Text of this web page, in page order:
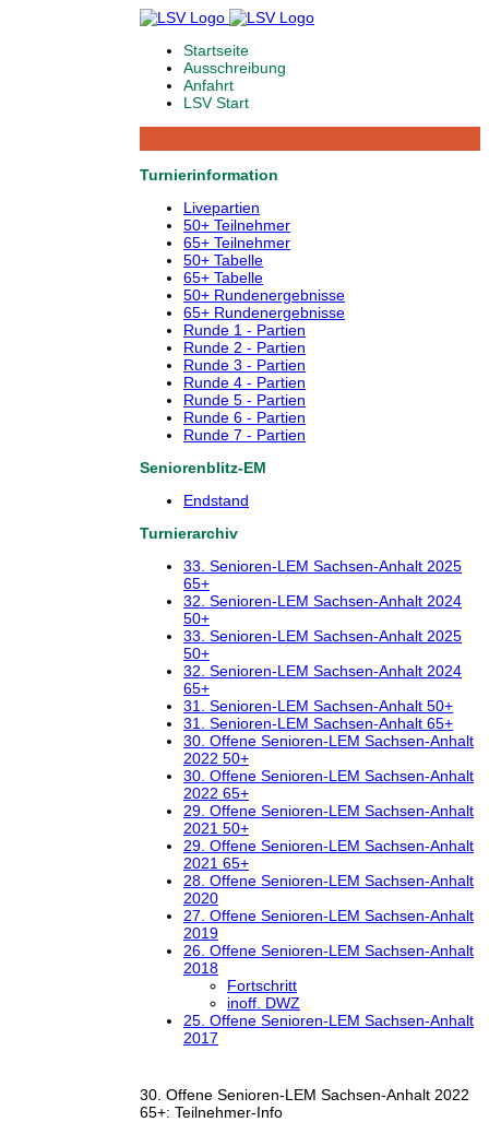
Startseite
Ausschreibung
Anfahrt
LSV Start
Turnierinformation
Livepartien
50+ Teilnehmer
65+ Teilnehmer
50+ Tabelle
65+ Tabelle
50+ Rundenergebnisse
65+ Rundenergebnisse
Runde 1 - Partien
Runde 2 - Partien
Runde 3 - Partien
Runde 4 - Partien
Runde 5 - Partien
Runde 6 - Partien
Runde 7 - Partien
Seniorenblitz-EM
Endstand
Turnierarchiv
33. Senioren-LEM Sachsen-Anhalt 2025
65+
32. Senioren-LEM Sachsen-Anhalt 2024
50+
33. Senioren-LEM Sachsen-Anhalt 2025
50+
32. Senioren-LEM Sachsen-Anhalt 2024
65+
31. Senioren-LEM Sachsen-Anhalt 50+
31. Senioren-LEM Sachsen-Anhalt 65+
30. Offene Senioren-LEM Sachsen-Anhalt
2022 50+
30. Offene Senioren-LEM Sachsen-Anhalt
2022 65+
29. Offene Senioren-LEM Sachsen-Anhalt
2021 50+
29. Offene Senioren-LEM Sachsen-Anhalt
2021 65+
28. Offene Senioren-LEM Sachsen-Anhalt
2020
27. Offene Senioren-LEM Sachsen-Anhalt
2019
26. Offene Senioren-LEM Sachsen-Anhalt
2018
Fortschritt
inoff. DWZ
25. Offene Senioren-LEM Sachsen-Anhalt
2017
30. Offene Senioren-LEM Sachsen-Anhalt 2022
65+: Teilnehmer-Info